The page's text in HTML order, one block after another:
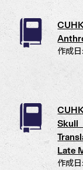
作成
Skull
Late
作成